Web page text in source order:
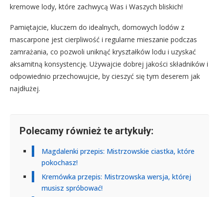
kremowe lody, które zachwycą Was i Waszych bliskich!
Pamiętajcie, kluczem do idealnych, domowych lodów z
mascarpone jest cierpliwość i regularne mieszanie podczas
zamrażania, co pozwoli uniknąć kryształków lodu i uzyskać
aksamitną konsystencję. Używajcie dobrej jakości składników i
odpowiednio przechowujcie, by cieszyć się tym deserem jak
najdłużej.
Polecamy również te artykuły:
Magdalenki przepis: Mistrzowskie ciastka, które
pokochasz!
Kremówka przepis: Mistrzowska wersja, której
musisz spróbować!